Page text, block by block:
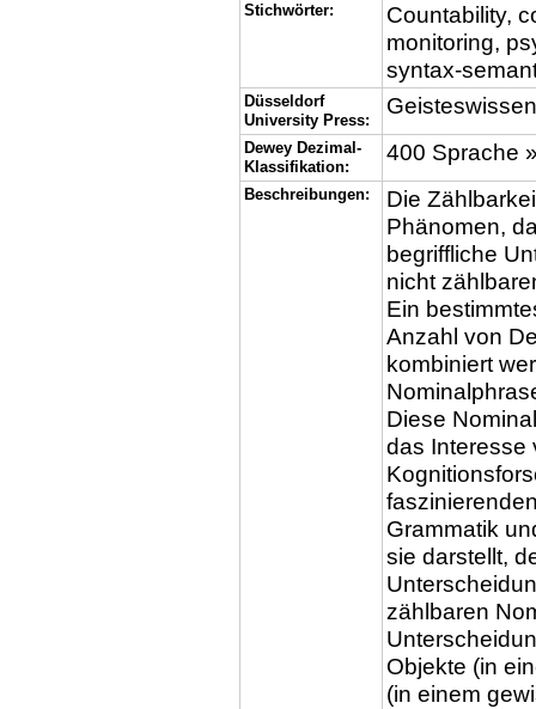
Stichwörter:
Countability,
monitoring,
syntax-
Düsseldorf
University Press:
Dewey Dezimal-
Klassifikation:
400 Sprache
Beschreibungen:
Die
Phänomen,
begriffliche
nicht
Ein
Anzahl von
kombiniert
Diese
das Interesse
Grammatik
sie darstellt,
zählbaren
Objekte (in
(in einem